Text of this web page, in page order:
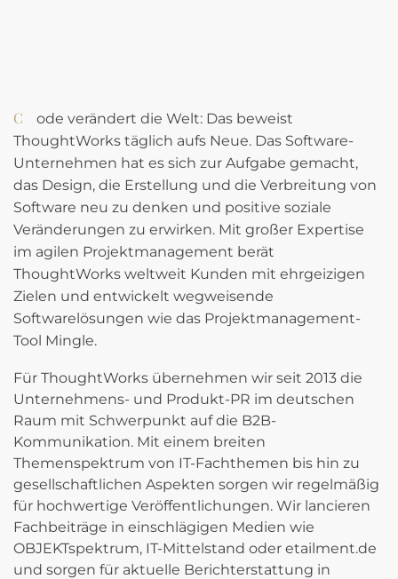
Code verändert die Welt: Das beweist
ThoughtWorks täglich aufs Neue. Das Software-
Unternehmen hat es sich zur Aufgabe gemacht,
das Design, die Erstellung und die Verbreitung von
Software neu zu denken und positive soziale
Veränderungen zu erwirken. Mit großer Expertise
im agilen Projektmanagement berät
ThoughtWorks weltweit Kunden mit ehrgeizigen
Zielen und entwickelt wegweisende
Softwarelösungen wie das Projektmanagement-
Tool Mingle.
Für ThoughtWorks übernehmen wir seit 2013 die
Unternehmens- und Produkt-PR im deutschen
Raum mit Schwerpunkt auf die B2B-
Kommunikation. Mit einem breiten
Themenspektrum von IT-Fachthemen bis hin zu
gesellschaftlichen Aspekten sorgen wir regelmäßig
für hochwertige Veröffentlichungen. Wir lancieren
Fachbeiträge in einschlägigen Medien wie
OBJEKTspektrum, IT-Mittelstand oder etailment.de
und sorgen für aktuelle Berichterstattung in